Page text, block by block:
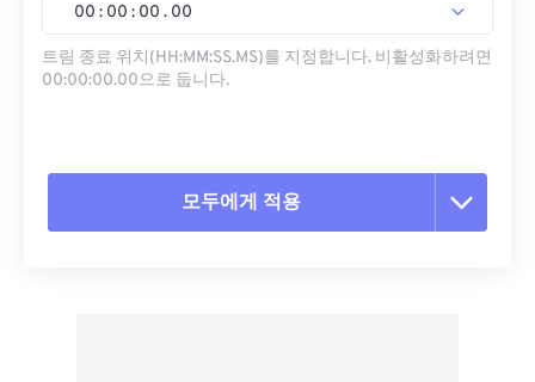
00 : 00 : 00 . 00
트림 종료 위치(HH:MM:SS.MS)를 지정합니다. 비활성화하려면
00:00:00.00으로 둡니다.
모두에게 적용